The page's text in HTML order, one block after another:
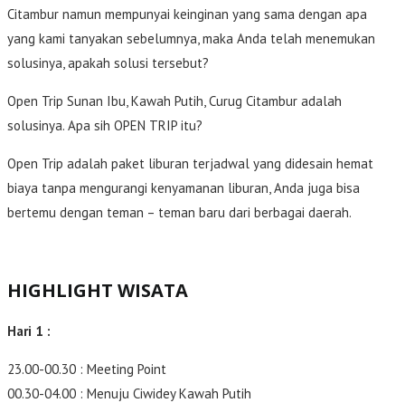
Citambur namun mempunyai keinginan yang sama dengan apa
yang kami tanyakan sebelumnya, maka Anda telah menemukan
solusinya, apakah solusi tersebut?
Open Trip Sunan Ibu, Kawah Putih, Curug Citambur adalah
solusinya. Apa sih OPEN TRIP itu?
Open Trip adalah paket liburan terjadwal yang didesain hemat
biaya tanpa mengurangi kenyamanan liburan, Anda juga bisa
bertemu dengan teman – teman baru dari berbagai daerah.
HIGHLIGHT WISATA
Hari 1 :
23.00-00.30 : Meeting Point
00.30-04.00 : Menuju Ciwidey Kawah Putih